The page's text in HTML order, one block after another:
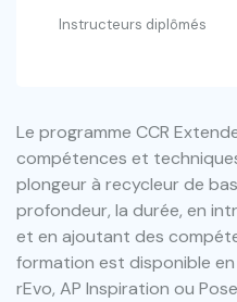
Instructeurs diplômés
Le programme CCR
compétences et
plongeur à recycleur de
profondeur, la durée, en
et en ajoutant des
formation est disponible
rEvo, AP Inspiration ou